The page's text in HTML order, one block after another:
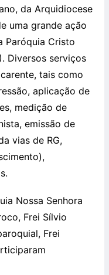
da Arquidiocese
uma grande ação
Paróquia Cristo
Diversos serviços
tais como
aplicação de
medição de
emissão de
vias de RG,
Nossa Senhora
Frei Sílvio
Frei